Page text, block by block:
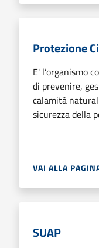
Protezione
E' l’organismo
di prevenire,
calamità
sicurezza della
VAI ALLA
SUAP